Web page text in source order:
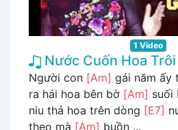
1 Video
Nước Cuốn Hoa Trôi
Người con [Am] gái năm ấy
ra hái hoa bên bờ [Am] suối
niu thả hoa trên dòng [E7]
theo mà [Am] buồn ...